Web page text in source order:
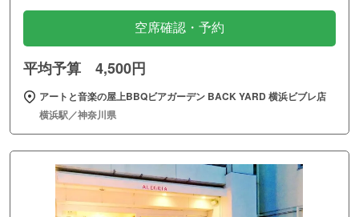
空席確認・予約
平均予算 4,500円
アートと音楽の屋上BBQビアガーデン BACK YARD 横浜ビブレ店
横浜駅／神奈川県